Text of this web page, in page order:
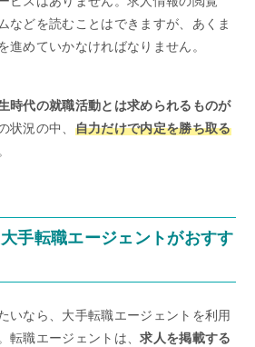
などを読むことはできますが、あくま
進めていかなければなりません。
時代の就職活動とは求められるものが
状況の中、 自力だけで内定を勝ち取る
手転職エージェントがおすす
いなら、大手転職エージェントを利用
転職エージェントは、求人を掲載する